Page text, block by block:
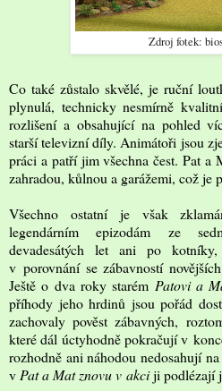
Zdroj fotek:
Co také zůstalo skvělé, je ruční
plynulá, technicky nesmírně
rozlišení a obsahující na pohled
starší televizní díly. Animátoři jsou
práci a patří jim všechna čest. Pat a
zahradou, kůlnou a garážemi, což je
Všechno ostatní je však
legendárním epizodám ze
devadesátých let ani po
v porovnání se zábavností
Ještě o dva roky starém Patovi a
příhody jeho hrdinů jsou pořád
zachovaly pověst zábavných,
které dál úctyhodně pokračují v
rozhodně ani náhodou nedosahují
v Pat a Mat znovu v akciji podlézají